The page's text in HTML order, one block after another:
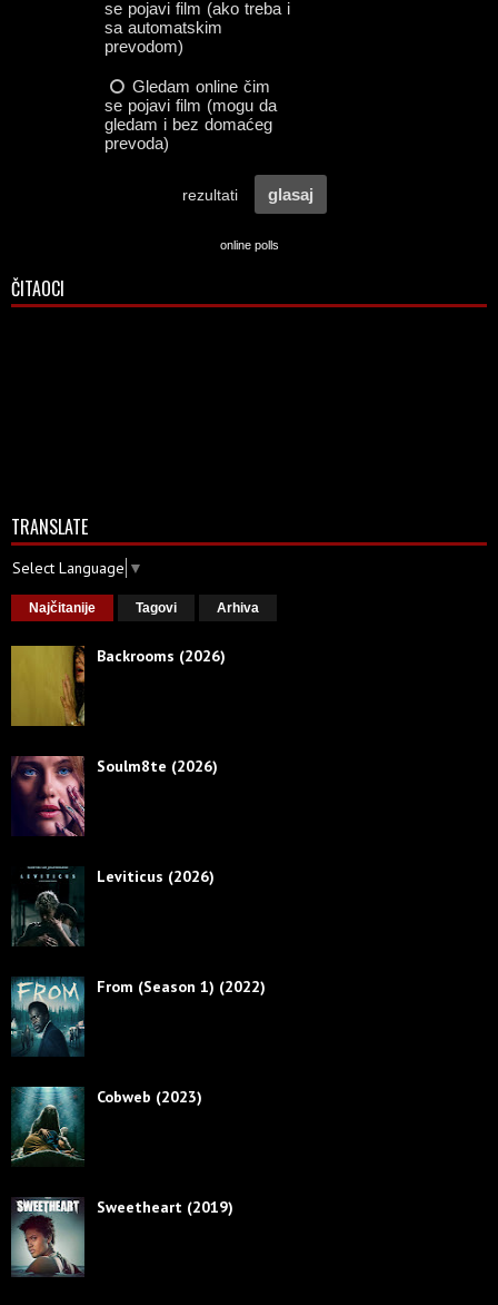
online polls
ČITAOCI
TRANSLATE
Select Language ▼
Najčitanije Tagovi Arhiva
Backrooms (2026)
Soulm8te (2026)
Leviticus (2026)
From (Season 1) (2022)
Cobweb (2023)
Sweetheart (2019)